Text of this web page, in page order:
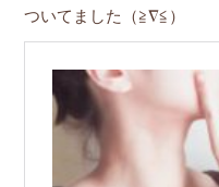
ついてました（≧∇≦）